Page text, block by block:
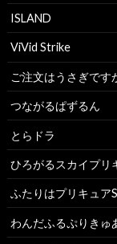
ISLAND
ViVid Strike
ご注文はうさぎです
つながるぱずるん
とらドラ
ひろがるスカイプリ
ふたりはプリキュア
わんだふるぷりきゅ